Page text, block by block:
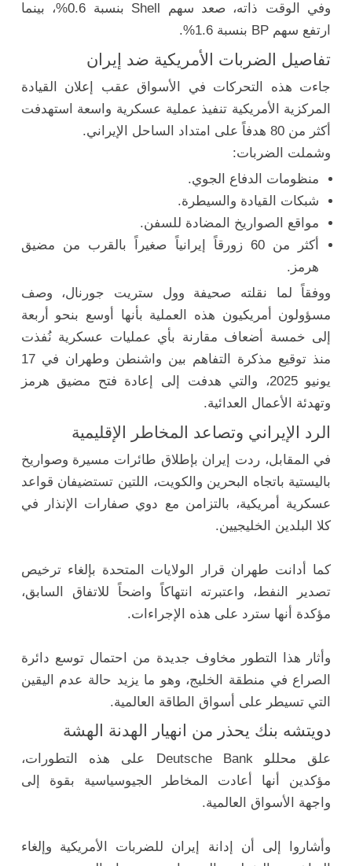
وفي الوقت ذاته، صعد سهم Shell بنسبة 0.6%، بينما
ارتفع سهم BP بنسبة 1.6%.
تفاصيل الضربات الأمريكية ضد إيران
جاءت هذه التحركات في الأسواق عقب إعلان القيادة
المركزية الأمريكية تنفيذ عملية عسكرية واسعة استهدفت
أكثر من 80 هدفاً على امتداد الساحل الإيراني.
وشملت الضربات:
منظومات الدفاع الجوي.
شبكات القيادة والسيطرة.
مواقع الصواريخ المضادة للسفن.
أكثر من 60 زورقاً إيرانياً صغيراً بالقرب من مضيق
هرمز.
ووفقاً لما نقلته صحيفة وول ستريت جورنال، وصف
مسؤولون أمريكيون هذه العملية بأنها أوسع بنحو أربعة
إلى خمسة أضعاف مقارنة بأي عمليات عسكرية نُفذت
منذ توقيع مذكرة التفاهم بين واشنطن وطهران في 17
يونيو 2025، والتي هدفت إلى إعادة فتح مضيق هرمز
وتهدئة الأعمال العدائية.
الرد الإيراني وتصاعد المخاطر الإقليمية
في المقابل، ردت إيران بإطلاق طائرات مسيرة وصواريخ
باليستية باتجاه البحرين والكويت، اللتين تستضيفان قواعد
عسكرية أمريكية، بالتزامن مع دوي صفارات الإنذار في
كلا البلدين الخليجيين.
كما أدانت طهران قرار الولايات المتحدة بإلغاء ترخيص
تصدير النفط، واعتبرته انتهاكاً واضحاً للاتفاق السابق،
مؤكدة أنها سترد على هذه الإجراءات.
وأثار هذا التطور مخاوف جديدة من احتمال توسع دائرة
الصراع في منطقة الخليج، وهو ما يزيد حالة عدم اليقين
التي تسيطر على أسواق الطاقة العالمية.
دويتشه بنك يحذر من انهيار الهدنة الهشة
علق محللو Deutsche Bank على هذه التطورات،
مؤكدين أنها أعادت المخاطر الجيوسياسية بقوة إلى
واجهة الأسواق العالمية.
وأشاروا إلى أن إدانة إيران للضربات الأمريكية وإلغاء